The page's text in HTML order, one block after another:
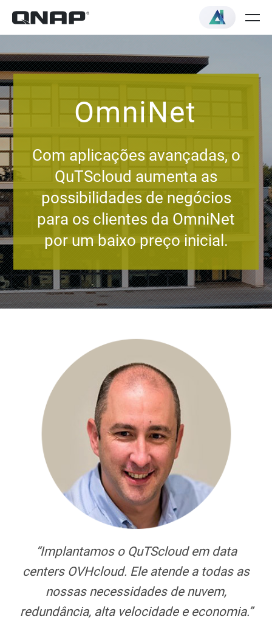
OmniNet
Com aplicações avançadas, o
QuTScloud aumenta as
possibilidades de negócios
para os clientes da OmniNet
por um baixo preço inicial.
“Implantamos o QuTScloud em data
centers OVHcloud. Ele atende a todas as
nossas necessidades de nuvem,
redundância, alta velocidade e economia.”